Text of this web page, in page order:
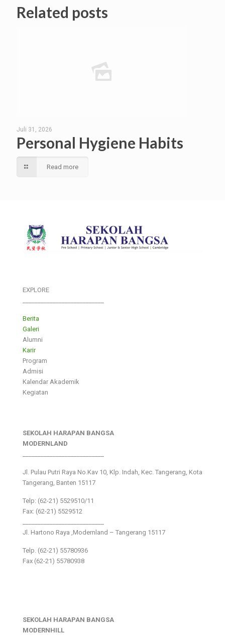
Related posts
Juli 31, 2026
Personal Hygiene Habits
Read more
EXPLORE
Berita
Galeri
Alumni
Karir
Program
Admisi
Kalendar Akademik
Kegiatan
SEKOLAH HARAPAN BANGSA
MODERNLAND
Jl. Pulau Putri Raya No.Kav 10, Klp. Indah, Kec. Tangerang, Kota
Tangerang, Banten 15117
Telp: (62-21) 5529510/11
Fax: (62-21) 5529512
Jl. Hartono Raya ,Modernland – Tangerang 15117
Telp. (62-21) 55780936
Fax (62-21) 55780938
SEKOLAH HARAPAN BANGSA
MODERNHILL